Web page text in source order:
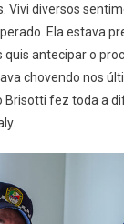
Vivi diversos
Ela estava
quis antecipar o
chovendo nos
Brisotti fez toda a